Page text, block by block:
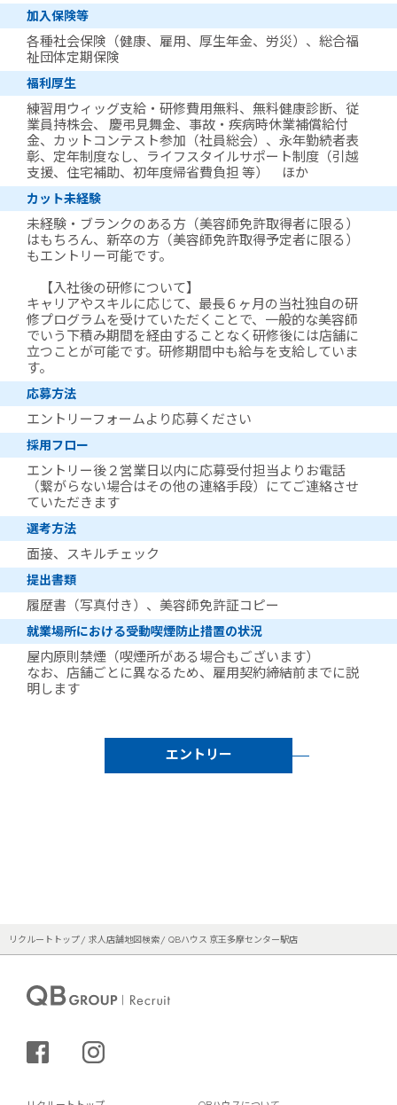
加入保険等
各種社会保険（健康、雇用、厚生年金、労災）、総合福
祉団体定期保険
福利厚生
練習用ウィッグ支給・研修費用無料、無料健康診断、従
業員持株会、 慶弔見舞金、事故・疾病時休業補償給付
金、カットコンテスト参加（社員総会）、永年勤続者表
彰、定年制度なし、ライフスタイルサポート制度（引越
支援、住宅補助、初年度帰省費負担 等） ほか
カット未経験
未経験・ブランクのある方（美容師免許取得者に限る）
はもちろん、新卒の方（美容師免許取得予定者に限る）
もエントリー可能です。
【入社後の研修について】
キャリアやスキルに応じて、最長６ヶ月の当社独自の研
修プログラムを受けていただくことで、一般的な美容師
でいう下積み期間を経由することなく研修後には店舗に
立つことが可能です。研修期間中も給与を支給していま
す。
応募方法
エントリーフォームより応募ください
採用フロー
エントリー後２営業日以内に応募受付担当よりお電話
（繋がらない場合はその他の連絡手段）にてご連絡させ
ていただきます
選考方法
面接、スキルチェック
提出書類
履歴書（写真付き）、美容師免許証コピー
就業場所における受動喫煙防止措置の状況
屋内原則禁煙（喫煙所がある場合もございます）
なお、店舗ごとに異なるため、雇用契約締結前までに説
明します
エントリー
リクルートトップ 求人店舗地図検索 QBハウス 京王多摩センター駅店
シェアする